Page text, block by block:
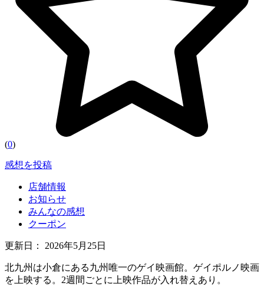
(0)
感想を投稿
店舗情報
お知らせ
みんなの感想
クーポン
更新日： 2026年5月25日
北九州は小倉にある九州唯一のゲイ映画館。ゲイポルノ映画
を上映する。2週間ごとに上映作品が入れ替えあり。